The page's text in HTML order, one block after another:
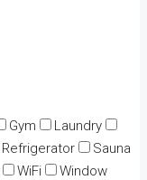
Gym
Laundry
Refrigerator
Sauna
WiFi
Window